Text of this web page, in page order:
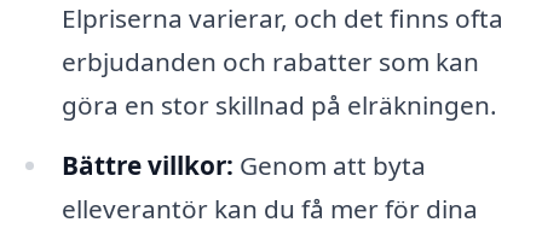
Elpriserna varierar, och det finns ofta
erbjudanden och rabatter som kan
göra en stor skillnad på elräkningen.
Bättre villkor: Genom att byta
elleverantör kan du få mer för dina